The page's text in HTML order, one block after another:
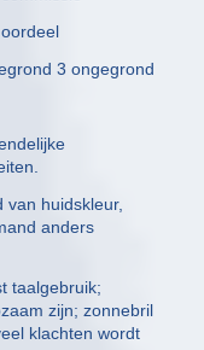
3 ongegrond
huidskleur,
anders
taalgebruik;
zijn; zonnebril
klachten wordt